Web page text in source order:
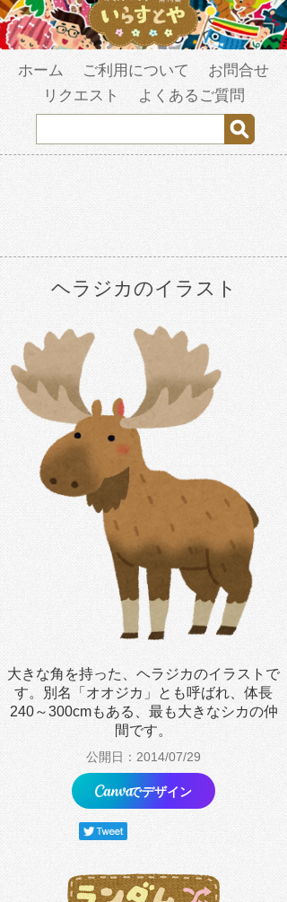
ホーム ご利用について
お問合せ
リクエスト
よくあるご質問
ヘラジカのイラスト
大きな角を持った、ヘラジカのイラストで
す。別名「オオジカ」とも呼ばれ、体長
240～300cmもある、最も大きなシカの仲
間です。
公開日：2014/07/29
でデザイン